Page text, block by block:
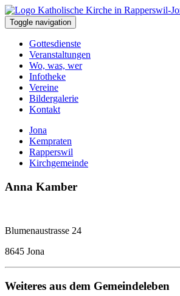
Toggle navigation
Gottesdienste
Veranstaltungen
Wo, was, wer
Infotheke
Vereine
Bildergalerie
Kontakt
Jona
Kempraten
Rapperswil
Kirchgemeinde
Anna Kamber
Blumenaustrasse 24
8645 Jona
Weiteres aus dem Gemeindeleben